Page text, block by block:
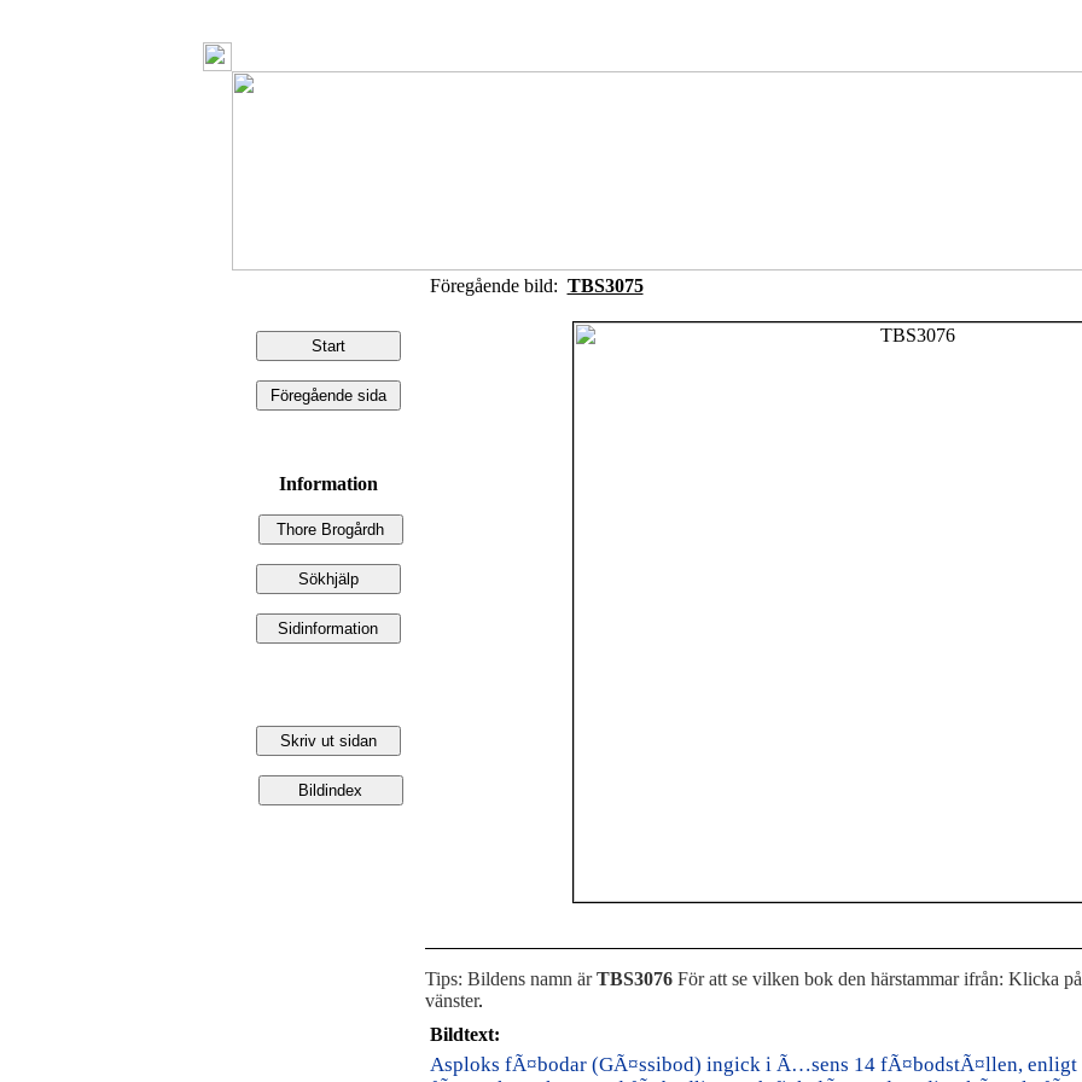
Information
Föregående bild: TBS3075
Tips: Bildens namn ärTBS3076För att se vilken bok den härstammar ifrån: Klicka
vänster.
Bildtext:
Asploks fÃ¤bodar (GÃ¤ssibod) ingick i Ã…sens 14 fÃ¤bodstÃ¤llen, enligt